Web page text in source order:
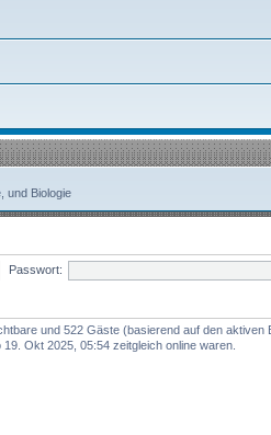
und Biologie
Passwort:
und 522 Gäste (basierend auf den aktiven
Okt 2025, 05:54 zeitgleich online waren.